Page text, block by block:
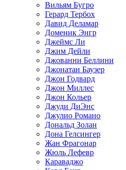
Вильям Бугро
Герард Тербох
Давид Деламар
Доменик Энгр
Джеймс Ли
Джим Дейли
Джованни Беллини
Джонатан Баузер
Джон Годвард
Джон Миллес
Джон Кольер
Джуди ДиЭнс
Джулио Романо
Дональд Золан
Дона Гелсингер
Жан Фрагонар
Жюль Лефевр
Караваджо